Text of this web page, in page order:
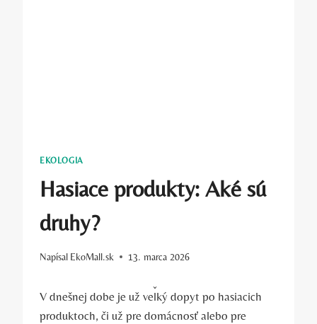
EKOLOGIA
Hasiace produkty: Aké sú
druhy?
Napísal EkoMall.sk 13. marca 2026
V dnešnej dobe je už veľký dopyt po hasiacich
produktoch, či už pre domácnosť alebo pre